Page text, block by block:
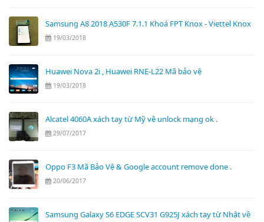
Samsung A8 2018 A530F 7.1.1 Khoá FPT Knox - Viettel Knox
19/03/2018
Huawei Nova 2i , Huawei RNE-L22 Mã bảo vệ
19/03/2018
Alcatel 4060A xách tay từ Mỹ về unlock mạng ok .
29/07/2017
Oppo F3 Mã Bảo Vệ & Google account remove done .
20/06/2017
Samsung Galaxy S6 EDGE SCV31 G925J xách tay từ Nhật về